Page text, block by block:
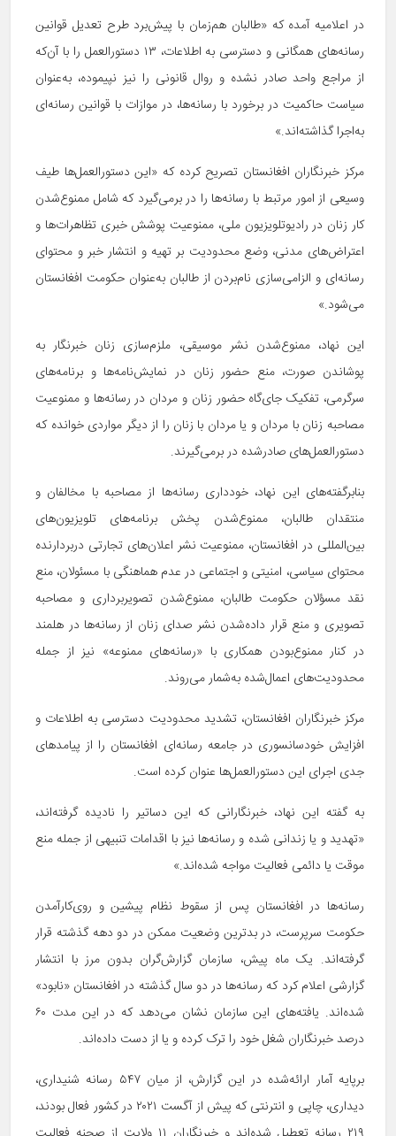
در اعلامیه آمده که «طالبان هم‌زمان با پیش‌برد طرح تعدیل قوانین
رسانه‌های همگانی و دسترسی به اطلاعات، ۱۳ دستورالعمل را با آن‌که
از مراجع واحد صادر نشده و روال قانونی را نیز نپیموده‌، به‌عنوان
سیاست حاکمیت در برخورد با رسانه‌ها،‌ در موازات با قوانین رسانه‌ای
به‌اجرا گذاشته‌اند.»
مرکز خبرنگاران افغانستان تصریح کرده که «این دستورالعمل‌ها طیف
وسیعی از امور مرتبط با رسانه‌ها را در برمی‌گیرد که شامل ممنوع‌شدن
کار زنان در رادیوتلویزیون ملی، ممنوعیت پوشش خبری تظاهرات‌ها و
اعتراض‌های مدنی، وضع محدودیت بر تهیه و انتشار خبر و محتوای
رسانه‌ای و الزامی‌سازی نام‌بردن از طالبان به‌عنوان حکومت افغانستان
می‌شود.»
این نهاد، ممنوع‌شدن نشر موسیقی، ملزم‌سازی زنان خبرنگار به
پوشاندن صورت، منع حضور زنان در نمایش‌نامه‌ها و برنامه‌های
سرگرمی، تفکیک جای‌گاه حضور زنان و مردان در رسانه‌ها و ممنوعیت
مصاحبه زنان با مردان و یا مردان با زنان را از دیگر مواردی خوانده که
دستورالعمل‌های صادرشده در برمی‌گیرند.
بنابرگفته‌های این نهاد، خودداری رسانه‌ها از مصاحبه با مخالفان و
منتقدان طالبان، ممنوع‌شدن پخش برنامه‌های تلویزیون‌های
بین‌المللی در افغانستان، ممنوعیت نشر اعلان‌های تجارتی دربردارنده
نقد مسؤلان حکومت طالبان، ممنوع‌شدن تصویربرداری و مصاحبه
تصویری و منع قرار داده‌شدن نشر صدای زنان از رسانه‌ها در هلمند
در کنار ممنوع‌بودن همکاری با «رسانه‌های ممنوعه» نیز از جمله
محدودیت‌های اعمال‌شده به‌شمار می‌روند.
مرکز خبرنگاران افغانستان، تشدید محدودیت دسترسی به اطلاعات و
افزایش خودسانسوری در جامعه رسانه‌ای افغانستان را از پیامدهای
جدی اجرای این دستورالعمل‌ها عنوان کرده است.
به گفته این نهاد، خبرنگارانی که این دساتیر را نادیده گرفته‌اند،
«تهدید و یا زندانی شده و رسانه‌ها نیز با اقدامات تنبیهی از جمله منع
موقت یا دائمی فعالیت مواجه شده‌اند.»
رسانه‌ها در افغانستان پس از سقوط نظام پیشین و روی‌کارآمدن
حکومت سرپرست، در بدترین وضعیت ممکن در دو دهه گذشته قرار
گرفته‌اند. یک ماه پیش، سازمان گزارش‌گران بدون مرز با انتشار
گزارشی اعلام کرد که رسانه‌ها در دو سال گذشته در افغانستان «نابود»
شده‌اند. یافته‌های این سازمان نشان می‌دهد که در این مدت ۶۰
درصد خبرنگاران شغل خود را ترک کرده و یا از دست داده‌اند.
برپایه آمار ارائه‌شده در این گزارش، از میان ۵۴۷ رسانه شنیداری،
دیداری، چاپی و انترنتی که پیش از آگست ۲۰۲۱ در کشور فعال بودند،